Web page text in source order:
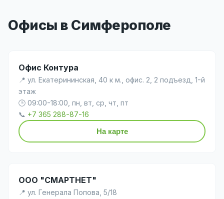
Офисы в Симферополе
Офис Контура
📍 ул. Екатерининская, 40 к м., офис. 2, 2 подъезд, 1-й
этаж
🕒 09:00-18:00, пн, вт, ср, чт, пт
📞 +7 365 288-87-16
На карте
ООО "СМАРТНЕТ"
📍 ул. Генерала Попова, 5/18